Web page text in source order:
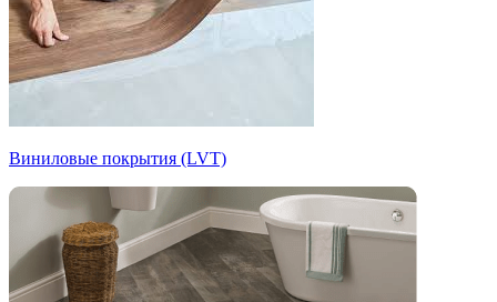
Виниловые покрытия (LVT)